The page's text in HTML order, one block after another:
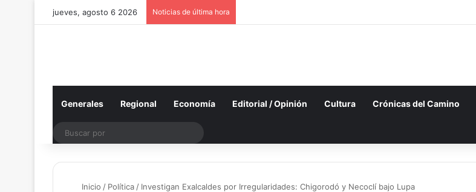
jueves, agosto 6 2026 Noticias de última hora
Generales Regional Economía Editorial / Opinión Cultura Crónicas del Camino
Inicio / Política / Investigan Exalcaldes por Irregularidades: Chigorodó y Necoclí bajo Lupa